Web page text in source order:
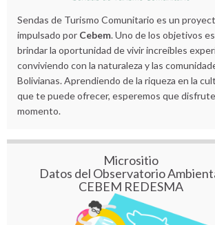
Sendas de Turismo Comunitario es un
impulsado por Cebem. Uno de los objetivos es
brindar la oportunidad de vivir increíbles
conviviendo con la naturaleza y las
Bolivianas. Aprendiendo de la riqueza en la
que te puede ofrecer, esperemos que
momento.
Micrositio
Datos del Observatorio
CEBEM REDESMA